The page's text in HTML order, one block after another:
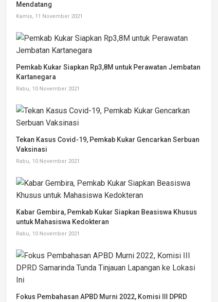
Mendatang
Kamis, 11 November 2021
Pemkab Kukar Siapkan Rp3,8M untuk Perawatan Jembatan
Kartanegara
Rabu, 10 November 2021
Tekan Kasus Covid-19, Pemkab Kukar Gencarkan Serbuan
Vaksinasi
Rabu, 10 November 2021
Kabar Gembira, Pemkab Kukar Siapkan Beasiswa Khusus
untuk Mahasiswa Kedokteran
Rabu, 10 November 2021
Fokus Pembahasan APBD Murni 2022, Komisi III DPRD